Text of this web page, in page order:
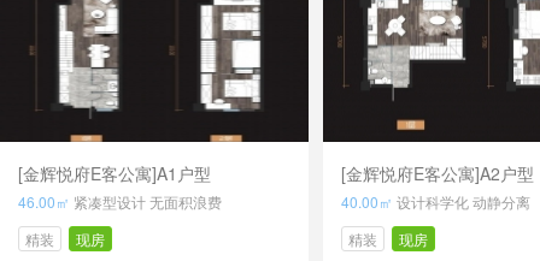
[金辉悦府E客公寓]A1户型
46.00㎡ 紧凑型设计 无面积浪费
精装
现房
[金辉悦府E客公寓]A2户型
40.00㎡ 设计科学化 动静分离
精装
现房